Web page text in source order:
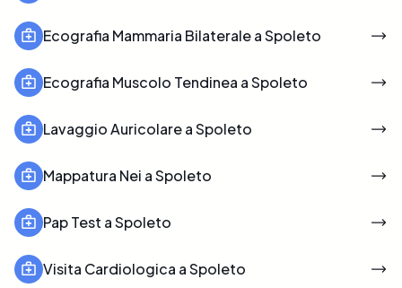
Ecografia Mammaria Bilaterale a Spoleto
Ecografia Muscolo Tendinea a Spoleto
Lavaggio Auricolare a Spoleto
Mappatura Nei a Spoleto
Pap Test a Spoleto
Visita Cardiologica a Spoleto